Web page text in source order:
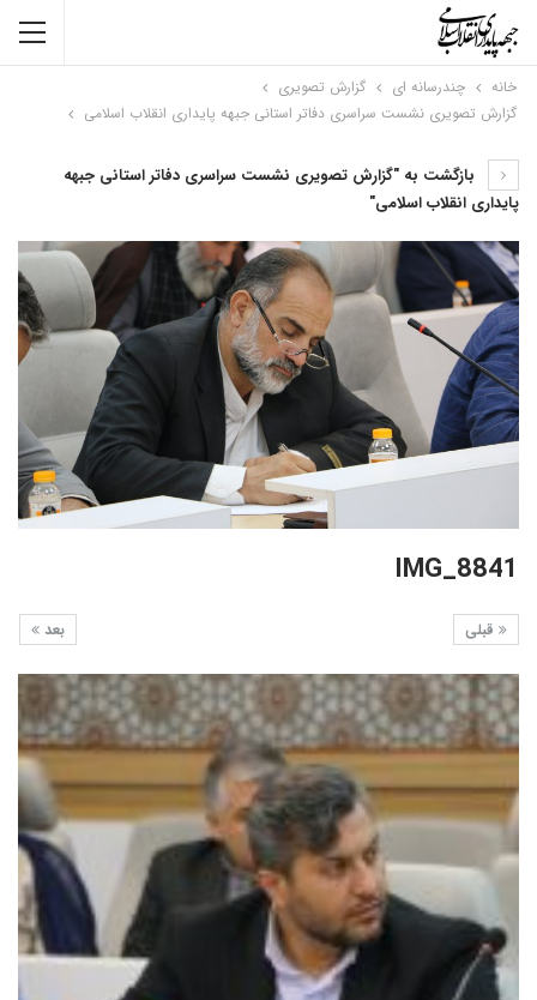
خانه چندرسانه ای
گزارش تصویری
گزارش تصویری نشست سراسری دفاتر استانی جبهه پایداری انقلاب اسلامی
بازگشت به "گزارش تصویری نشست سراسری دفاتر استانی جبهه
پایداری انقلاب اسلامی"
IMG_8841
بعد قبلی